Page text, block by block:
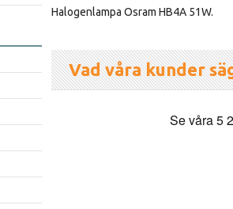
Halogenlampa Osram HB4A 51W.
Vad våra kunder